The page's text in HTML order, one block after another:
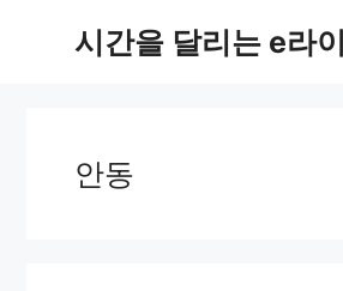
시간을 달리는 e라
안동